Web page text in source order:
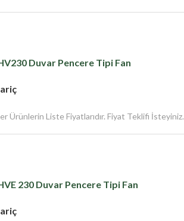
Duvar Pencere Tipi Fan
Ürünlerin Liste Fiyatlarıdır. Fiyat Teklifi İsteyiniz.
230 Duvar Pencere Tipi Fan